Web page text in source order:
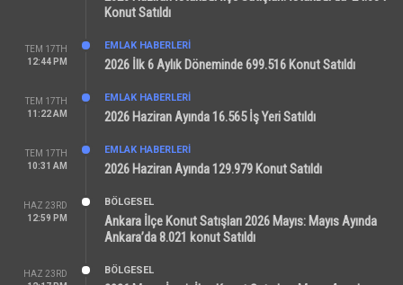
Konut Satıldı
TEM 17TH
12:44 PM
EMLAK HABERLERI
2026 İlk 6 Aylık Döneminde 699.516 Konut Satıldı
TEM 17TH
11:22 AM
EMLAK HABERLERI
2026 Haziran Ayında 16.565 İş Yeri Satıldı
TEM 17TH
10:31 AM
EMLAK HABERLERI
2026 Haziran Ayında 129.979 Konut Satıldı
HAZ 23RD
12:59 PM
BÖLGESEL
Ankara İlçe Konut Satışları 2026 Mayıs: Mayıs Ayında
Ankara’da 8.021 konut Satıldı
HAZ 23RD
BÖLGESEL